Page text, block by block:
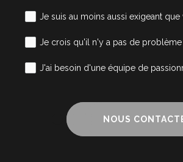
Je suis au moins aussi exigeant que
Je crois qu'il n'y a pas de
J'ai besoin d'une équipe de
NOUS